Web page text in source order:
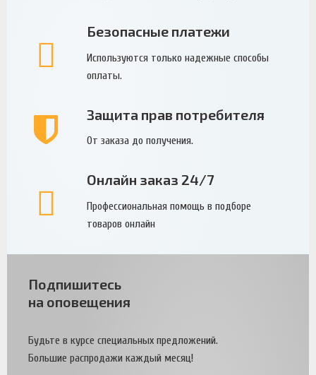
Безопасные платежи
Используются только надежные способы
оплаты.
Защита прав потребителя
От заказа до получения.
Онлайн заказ 24/7
Профессиональная помощь в подборе
товаров онлайн
Подпишитесь
на оповещения
Будьте в курсе специальных предложений.
Большие распродажи каждый месяц!